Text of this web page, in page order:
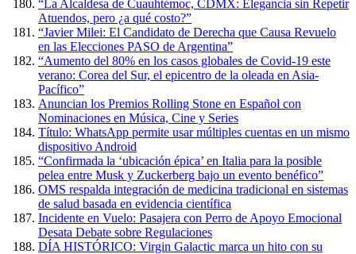
“La Alcaldesa de Cuauhtémoc, CDMX: Elegancia sin Repetir
Atuendos, pero ¿a qué costo?”
“Javier Milei: El Candidato de Derecha que Causa Revuelo
en las Elecciones PASO de Argentina”
“Aumento del 80% en los casos globales de Covid-19 este
verano: Corea del Sur, el epicentro de la oleada en Asia-
Pacífico”
Anuncian los Premios Rolling Stone en Español con
Nominaciones en Música, Cine y Series
Título: WhatsApp permite usar múltiples cuentas en un mismo
dispositivo Android
“Confirmada la ‘ubicación épica’ en Italia para la posible
pelea entre Musk y Zuckerberg bajo un evento benéfico”
OMS respalda integración de medicina tradicional en sistemas
de salud basada en evidencia científica
Incidente en Vuelo: Pasajera con Perro de Apoyo Emocional
Desata Debate sobre Regulaciones
DÍA HISTÓRICO: Virgin Galactic marca un hito con su